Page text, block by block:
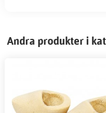
Andra produkter i